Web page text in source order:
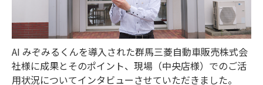
AI みぞみるくんを導入された群馬三菱自動車販売株式会
社様に成果とそのポイント、現場（中央店様）でのご活
用状況についてインタビューさせていただきました。